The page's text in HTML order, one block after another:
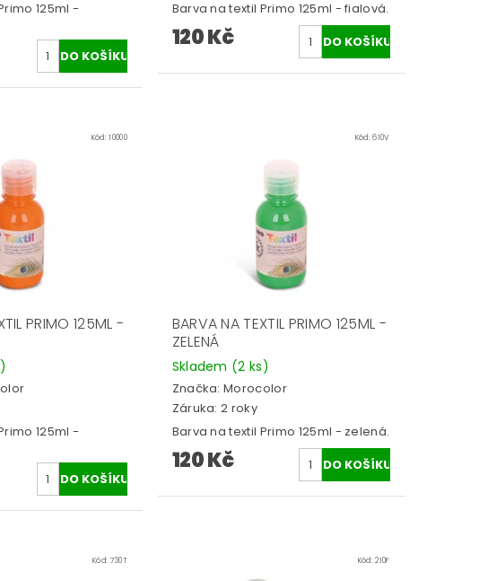
125ml -
Barva na textil Primo 125ml - fialová.
120 Kč
Kód:10000
PRIMO 125ML -
125ml -
Kód:610V
BARVA NA TEXTIL PRIMO 125ML -
ZELENÁ
Skladem (2 ks)
Značka:Morocolor
Záruka: 2 roky
Barva na textil Primo 125ml - zelená.
120 Kč
Kód: 730T Kód:210F